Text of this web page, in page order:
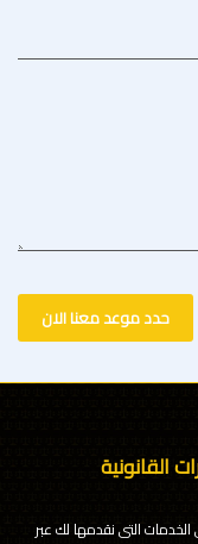
حدد موعد معنا الان
القانونية
التى نقدمها لك عبر